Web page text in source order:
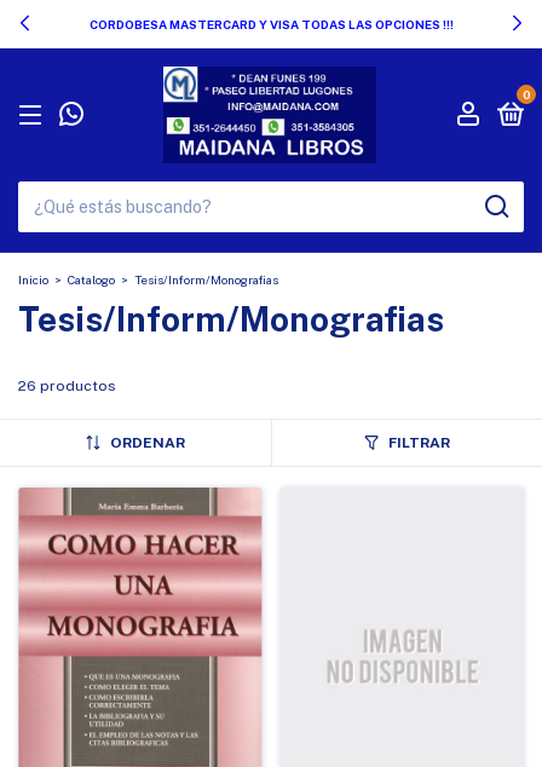
CORDOBESA MASTERCARD Y VISA TODAS LAS OPCIONES !!!
0
Inicio > Catalogo > Tesis/Inform/Monografias
Tesis/Inform/Monografias
26 productos
ORDENAR FILTRAR